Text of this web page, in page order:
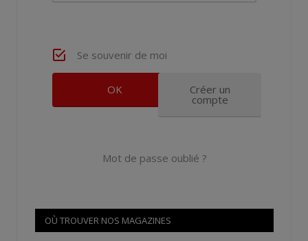
Se souvenir de moi
Créer un
compte
Mot de passe oublié ?
OÙ TROUVER NOS MAGAZINES